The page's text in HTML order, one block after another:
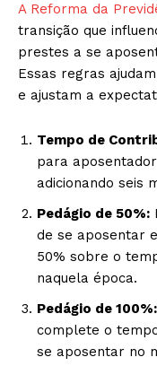
A Reforma da
transição que
prestes a se
Essas regras
e ajustam a
Tempo de
para
adicionando seis
Pedágio de 50%:
de se aposentar
50% sobre o
naquela época.
Pedágio de 100%:
complete o
se aposentar no